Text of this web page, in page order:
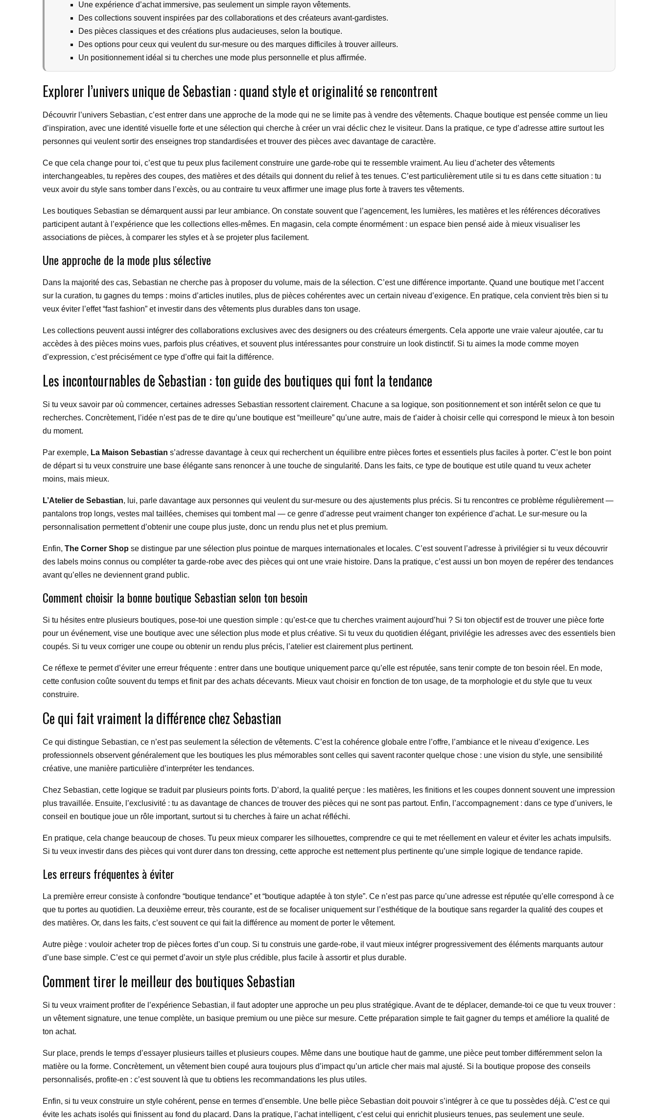
Une expérience d’achat immersive, pas seulement un simple rayon vêtements.
Des collections souvent inspirées par des collaborations et des créateurs avant-gardistes.
Des pièces classiques et des créations plus audacieuses, selon la boutique.
Des options pour ceux qui veulent du sur-mesure ou des marques difficiles à trouver ailleurs.
Un positionnement idéal si tu cherches une mode plus personnelle et plus affirmée.
Explorer l’univers unique de Sebastian : quand style et originalité se rencontrent
Découvrir l’univers Sebastian, c’est entrer dans une approche de la mode qui ne se limite pas à vendre des vêtements. Chaque boutique est pensée comme un lieu
d’inspiration, avec une identité visuelle forte et une sélection qui cherche à créer un vrai déclic chez le visiteur. Dans la pratique, ce type d’adresse attire surtout les
personnes qui veulent sortir des enseignes trop standardisées et trouver des pièces avec davantage de caractère.
Ce que cela change pour toi, c’est que tu peux plus facilement construire une garde-robe qui te ressemble vraiment. Au lieu d’acheter des vêtements
interchangeables, tu repères des coupes, des matières et des détails qui donnent du relief à tes tenues. C’est particulièrement utile si tu es dans cette situation : tu
veux avoir du style sans tomber dans l’excès, ou au contraire tu veux affirmer une image plus forte à travers tes vêtements.
Les boutiques Sebastian se démarquent aussi par leur ambiance. On constate souvent que l’agencement, les lumières, les matières et les références décoratives
participent autant à l’expérience que les collections elles-mêmes. En magasin, cela compte énormément : un espace bien pensé aide à mieux visualiser les
associations de pièces, à comparer les styles et à se projeter plus facilement.
Une approche de la mode plus sélective
Dans la majorité des cas, Sebastian ne cherche pas à proposer du volume, mais de la sélection. C’est une différence importante. Quand une boutique met l’accent
sur la curation, tu gagnes du temps : moins d’articles inutiles, plus de pièces cohérentes avec un certain niveau d’exigence. En pratique, cela convient très bien si tu
veux éviter l’effet “fast fashion” et investir dans des vêtements plus durables dans ton usage.
Les collections peuvent aussi intégrer des collaborations exclusives avec des designers ou des créateurs émergents. Cela apporte une vraie valeur ajoutée, car tu
accèdes à des pièces moins vues, parfois plus créatives, et souvent plus intéressantes pour construire un look distinctif. Si tu aimes la mode comme moyen
d’expression, c’est précisément ce type d’offre qui fait la différence.
Les incontournables de Sebastian : ton guide des boutiques qui font la tendance
Si tu veux savoir par où commencer, certaines adresses Sebastian ressortent clairement. Chacune a sa logique, son positionnement et son intérêt selon ce que tu
recherches. Concrètement, l’idée n’est pas de te dire qu’une boutique est “meilleure” qu’une autre, mais de t’aider à choisir celle qui correspond le mieux à ton besoin
du moment.
Par exemple, La Maison Sebastian s’adresse davantage à ceux qui recherchent un équilibre entre pièces fortes et essentiels plus faciles à porter. C’est le bon point
de départ si tu veux construire une base élégante sans renoncer à une touche de singularité. Dans les faits, ce type de boutique est utile quand tu veux acheter
moins, mais mieux.
L’Atelier de Sebastian, lui, parle davantage aux personnes qui veulent du sur-mesure ou des ajustements plus précis. Si tu rencontres ce problème régulièrement —
pantalons trop longs, vestes mal taillées, chemises qui tombent mal — ce genre d’adresse peut vraiment changer ton expérience d’achat. Le sur-mesure ou la
personnalisation permettent d’obtenir une coupe plus juste, donc un rendu plus net et plus premium.
Enfin, The Corner Shop se distingue par une sélection plus pointue de marques internationales et locales. C’est souvent l’adresse à privilégier si tu veux découvrir
des labels moins connus ou compléter ta garde-robe avec des pièces qui ont une vraie histoire. Dans la pratique, c’est aussi un bon moyen de repérer des tendances
avant qu’elles ne deviennent grand public.
Comment choisir la bonne boutique Sebastian selon ton besoin
Si tu hésites entre plusieurs boutiques, pose-toi une question simple : qu’est-ce que tu cherches vraiment aujourd’hui ? Si ton objectif est de trouver une pièce forte
pour un événement, vise une boutique avec une sélection plus mode et plus créative. Si tu veux du quotidien élégant, privilégie les adresses avec des essentiels bien
coupés. Si tu veux corriger une coupe ou obtenir un rendu plus précis, l’atelier est clairement plus pertinent.
Ce réflexe te permet d’éviter une erreur fréquente : entrer dans une boutique uniquement parce qu’elle est réputée, sans tenir compte de ton besoin réel. En mode,
cette confusion coûte souvent du temps et finit par des achats décevants. Mieux vaut choisir en fonction de ton usage, de ta morphologie et du style que tu veux
construire.
Ce qui fait vraiment la différence chez Sebastian
Ce qui distingue Sebastian, ce n’est pas seulement la sélection de vêtements. C’est la cohérence globale entre l’offre, l’ambiance et le niveau d’exigence. Les
professionnels observent généralement que les boutiques les plus mémorables sont celles qui savent raconter quelque chose : une vision du style, une sensibilité
créative, une manière particulière d’interpréter les tendances.
Chez Sebastian, cette logique se traduit par plusieurs points forts. D’abord, la qualité perçue : les matières, les finitions et les coupes donnent souvent une impression
plus travaillée. Ensuite, l’exclusivité : tu as davantage de chances de trouver des pièces qui ne sont pas partout. Enfin, l’accompagnement : dans ce type d’univers, le
conseil en boutique joue un rôle important, surtout si tu cherches à faire un achat réfléchi.
En pratique, cela change beaucoup de choses. Tu peux mieux comparer les silhouettes, comprendre ce qui te met réellement en valeur et éviter les achats impulsifs.
Si tu veux investir dans des pièces qui vont durer dans ton dressing, cette approche est nettement plus pertinente qu’une simple logique de tendance rapide.
Les erreurs fréquentes à éviter
La première erreur consiste à confondre “boutique tendance” et “boutique adaptée à ton style”. Ce n’est pas parce qu’une adresse est réputée qu’elle correspond à ce
que tu portes au quotidien. La deuxième erreur, très courante, est de se focaliser uniquement sur l’esthétique de la boutique sans regarder la qualité des coupes et
des matières. Or, dans les faits, c’est souvent ce qui fait la différence au moment de porter le vêtement.
Autre piège : vouloir acheter trop de pièces fortes d’un coup. Si tu construis une garde-robe, il vaut mieux intégrer progressivement des éléments marquants autour
d’une base simple. C’est ce qui permet d’avoir un style plus crédible, plus facile à assortir et plus durable.
Comment tirer le meilleur des boutiques Sebastian
Si tu veux vraiment profiter de l’expérience Sebastian, il faut adopter une approche un peu plus stratégique. Avant de te déplacer, demande-toi ce que tu veux trouver :
un vêtement signature, une tenue complète, un basique premium ou une pièce sur mesure. Cette préparation simple te fait gagner du temps et améliore la qualité de
ton achat.
Sur place, prends le temps d’essayer plusieurs tailles et plusieurs coupes. Même dans une boutique haut de gamme, une pièce peut tomber différemment selon la
matière ou la forme. Concrètement, un vêtement bien coupé aura toujours plus d’impact qu’un article cher mais mal ajusté. Si la boutique propose des conseils
personnalisés, profite-en : c’est souvent là que tu obtiens les recommandations les plus utiles.
Enfin, si tu veux construire un style cohérent, pense en termes d’ensemble. Une belle pièce Sebastian doit pouvoir s’intégrer à ce que tu possèdes déjà. C’est ce qui
évite les achats isolés qui finissent au fond du placard. Dans la pratique, l’achat intelligent, c’est celui qui enrichit plusieurs tenues, pas seulement une seule.